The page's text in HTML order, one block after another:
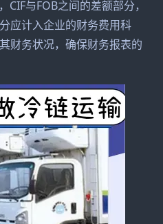
与FOB之间的差额部分，
应计入企业的财务费用科
财务状况，确保财务报表的